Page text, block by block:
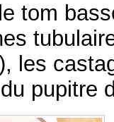
tom
les
pupitre